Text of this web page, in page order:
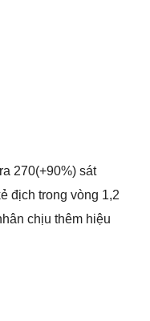
270(+90%) sát
địch trong vòng 1,2
chịu thêm hiệu